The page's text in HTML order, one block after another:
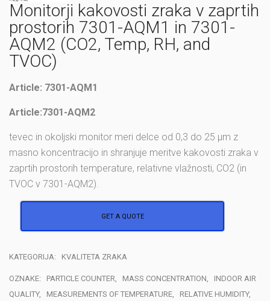
Monitorji kakovosti zraka v zaprtih
prostorih 7301-AQM1 in 7301-
AQM2 (CO2, Temp, RH, and
TVOC)
Article: 7301-AQM1
Article:7301-AQM2
tevec in okoljski monitor meri delce od 0,3 do 25 µm z
masno koncentracijo in shranjuje meritve kakovosti zraka v
zaprtih prostorih temperature, relativne vlažnosti, CO2 (in
TVOC v 7301-AQM2).
GET A QUOTE
KATEGORIJA: KVALITETA ZRAKA
OZNAKE: PARTICLE COUNTER MASS CONCENTRATION
INDOOR AIR
QUALITY, MEASUREMENTS OF TEMPERATURE RELATIVE HUMIDITY,